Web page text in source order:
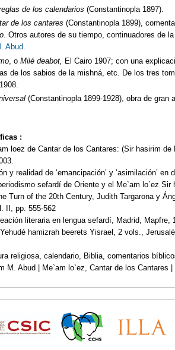
de los calendarios (Constantinopla 1897).
de los cantares (Constantinopla 1899),
. Otros autores de su tiempo, continuadores de
Abud.
, o Milé deabot, El Cairo 1907; con una
de los sabios de la mishná, etc. De los tres
(Constantinopla 1899-1928), obra de gran
:
loez de Cantar de los Cantares: (Sir hasirim
y realidad de ‘emancipación’ y ‘asimilación’
sefardí de Oriente y el Me`am lo`ez Sir
Turn of the 20th Century, Judith Targarona y
II, pp. 555-562
literaria en lengua sefardí, Madrid,
hamizrah beerets Yisrael, 2 vols.,
religiosa, calendario, Biblia, comentarios
M. Abud | Me`am lo`ez, Cantar de los Cantares |